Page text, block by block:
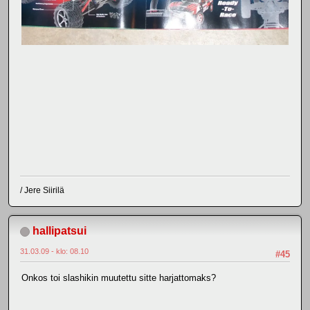
/ Jere Siirilä
hallipatsui
#45
31.03.09 - klo: 08.10
Onkos toi slashikin muutettu sitte harjattomaks?